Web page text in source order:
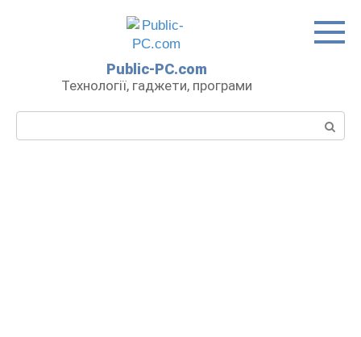
Public-PC.com
Технології, гаджети, програми